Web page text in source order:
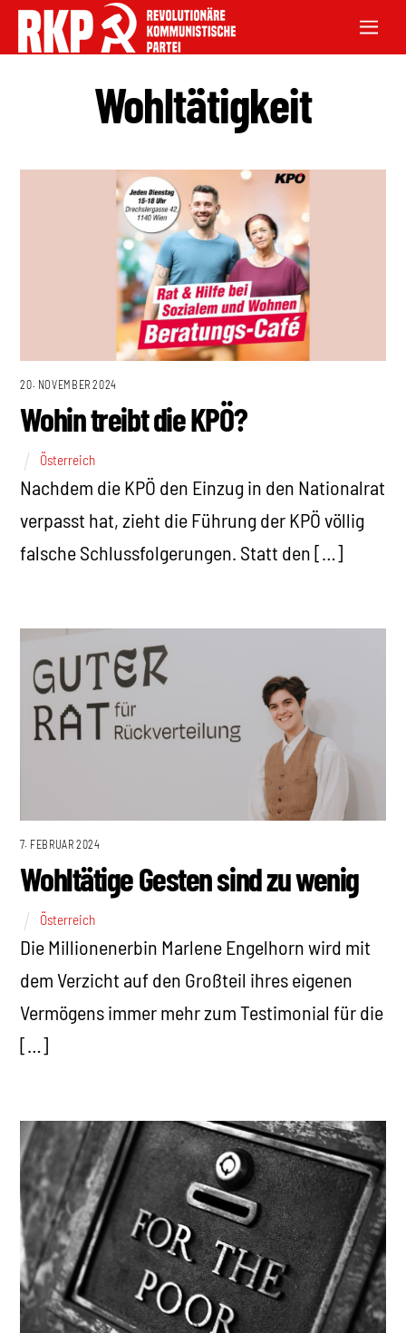
Wohltätigkeit
20. NOVEMBER 2024
Wohin treibt die KPÖ?
Österreich
Nachdem die KPÖ den Einzug in den Nationalrat
verpasst hat, zieht die Führung der KPÖ völlig
falsche Schlussfolgerungen. Statt den […]
7. FEBRUAR 2024
Wohltätige Gesten sind zu wenig
Österreich
Die Millionenerbin Marlene Engelhorn wird mit
dem Verzicht auf den Großteil ihres eigenen
Vermögens immer mehr zum Testimonial für die
[…]